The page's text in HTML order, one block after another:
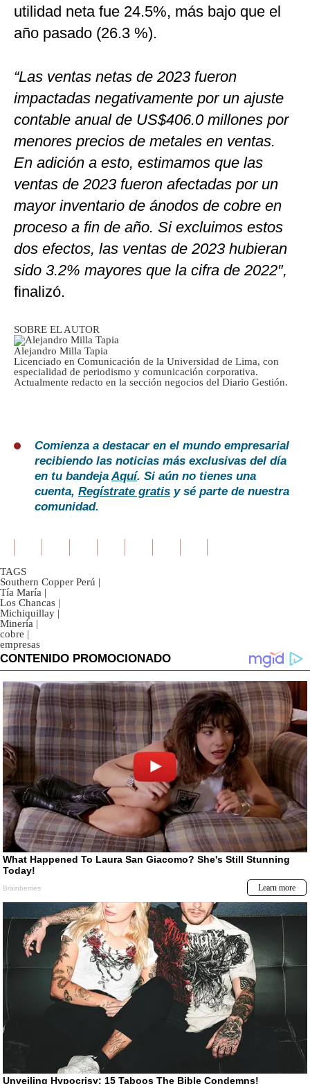
utilidad neta fue 24.5%, más bajo que el
año pasado (26.3 %).
“Las ventas netas de 2023 fueron
impactadas negativamente por un ajuste
contable anual de US$406.0 millones por
menores precios de metales en ventas.
En adición a esto, estimamos que las
ventas de 2023 fueron afectadas por un
mayor inventario de ánodos de cobre en
proceso a fin de año. Si excluimos estos
dos efectos, las ventas de 2023 hubieran
sido 3.2% mayores que la cifra de 2022″,
finalizó.
SOBRE EL AUTOR
Alejandro Milla Tapia
Licenciado en Comunicación de la Universidad de Lima, con
especialidad de periodismo y comunicación corporativa.
Actualmente redacto en la sección negocios del Diario Gestión.
Comienza a destacar en el mundo empresarial
recibiendo las noticias más exclusivas del día
en tu bandejaAquí. Si aún no tienes una
cuenta, Regístrate gratis y sé parte de nuestra
comunidad.
TAGS
Southern Copper Perú |
Tía María |
Los Chancas |
Michiquillay |
Minería |
cobre |
empresas